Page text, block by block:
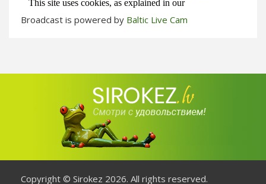
Broadcast is powered by Baltic Live Cam
Copyright © Sirokez 2026. All rights reserved.